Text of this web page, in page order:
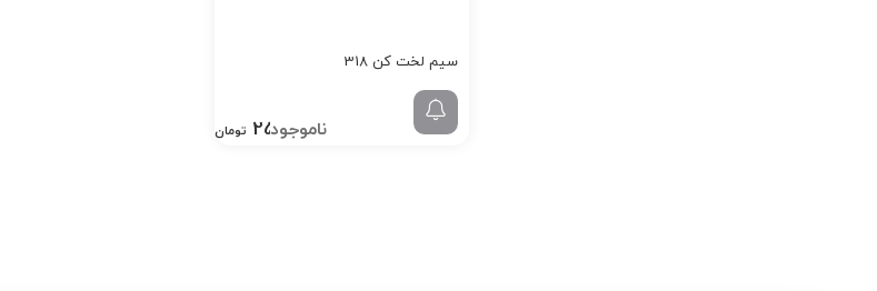
سیم لخت کن 318
250,000 تومان